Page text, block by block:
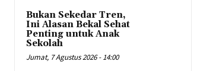
Bukan Sekedar Tren,
Ini Alasan Bekal Sehat
Penting untuk Anak
Sekolah
Jumat, 7 Agustus 2026 - 14:00